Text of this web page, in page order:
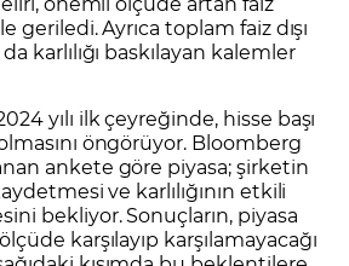
geriledi. Ayrıca toplam faiz dışı
karlılığı baskılayan kalemler
yılı ilk çeyreğinde, hisse başı
olmasını öngörüyor. Bloomberg
ankete göre piyasa; şirketin
ve karlılığının etkili
bekliyor. Sonuçların, piyasa
karşılayıp karşılamayacağı